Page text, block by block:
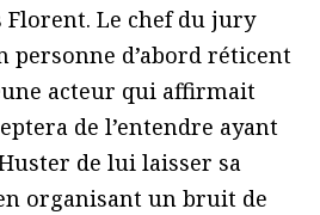
Le chef du jury
personne d’abord réticent
acteur qui affirmait
de l’entendre ayant
de lui laisser sa
organisant un bruit de